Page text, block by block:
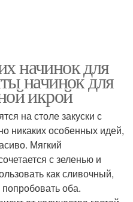
начинок для
начинок для
икрой
на столе закуски с
никаких особенных идей,
Мягкий
с зеленью и
как сливочный,
оба.